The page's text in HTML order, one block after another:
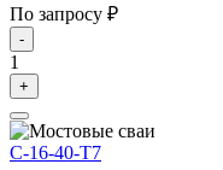
По запросу ₽
-
1
+
С-16-40-Т7